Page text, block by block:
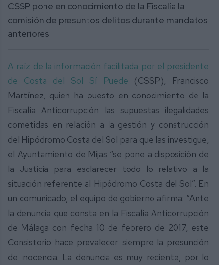
CSSP pone en conocimiento de la Fiscalía la
comisión de presuntos delitos durante mandatos
anteriores
A raíz de la información facilitada por el presidente
de Costa del Sol Sí Puede (CSSP), Francisco
Martínez, quien ha puesto en conocimiento de la
Fiscalía Anticorrupción las supuestas ilegalidades
cometidas en relación a la gestión y construcción
del Hipódromo Costa del Sol para que las investigue,
el Ayuntamiento de Mijas “se pone a disposición de
la Justicia para esclarecer todo lo relativo a la
situación referente al Hipódromo Costa del Sol”. En
un comunicado, el equipo de gobierno afirma: “Ante
la denuncia que consta en la Fiscalía Anticorrupción
de Málaga con fecha 10 de febrero de 2017, este
Consistorio hace prevalecer siempre la presunción
de inocencia. La denuncia es muy reciente, por lo